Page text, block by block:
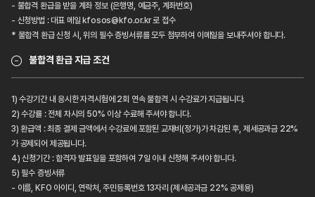
- 불합격 환급을 받을 계좌 정보 (은행명, 예금주, 계좌번호)
- 신청방법 : 대표 메일 kfosos@kfo.or.kr 로 접수
* 불합격 환급 신청 시, 위의 필수 증빙서류를 모두 첨부하여 이메일을 보내주셔야 합니다.
불합격 환급 지급 조건
1) 수강기간 내 응시한 자격시험에 2회 연속 불합격 시 수강료가 지급됩니다.
2) 수강률 : 전체 차시의 50% 이상 수료해 주셔야 합니다.
3) 환급액 : 최종 결제 금액에서 수강료에 포함된 교재비(정가)가 차감된 후, 제세공과금 22%
가 공제되어 제공됩니다.
4) 신청기간 : 합격자 발표일을 포함하여 7일 이내 신청해 주셔야 합니다.
5) 필수 증빙서류
- 이름, KFO 아이디, 연락처, 주민등록번호 13자리 (제세공과금 22% 공제용)